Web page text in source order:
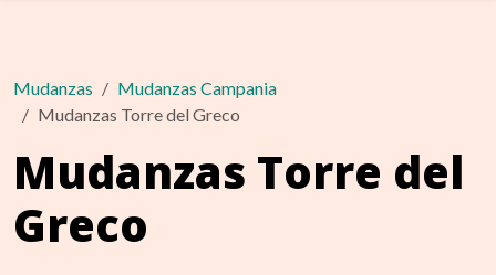
Mudanzas
Mudanzas Campania
Mudanzas Torre del Greco
Mudanzas Torre del
Greco